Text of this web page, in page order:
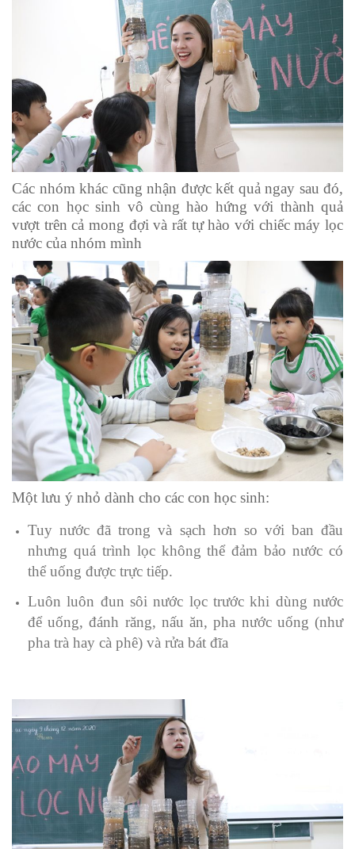
Các nhóm khác cũng nhận được kết quả ngay sau đó,
các con học sinh vô cùng hào hứng với thành quả
vượt trên cả mong đợi và rất tự hào với chiếc máy lọc
nước của nhóm mình
Một lưu ý nhỏ dành cho các con học sinh:
Tuy nước đã trong và sạch hơn so với ban đầu
nhưng quá trình lọc không thể đảm bảo nước có
thể uống được trực tiếp.
Luôn luôn đun sôi nước lọc trước khi dùng nước
để uống, đánh răng, nấu ăn, pha nước uống (như
pha trà hay cà phê) và rửa bát đĩa